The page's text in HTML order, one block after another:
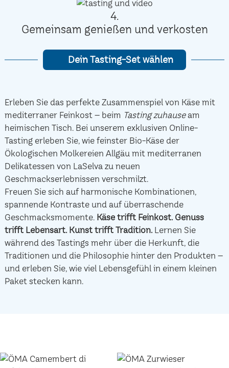
4.
Gemeinsam genießen und verkosten
Dein Tasting-Set wählen
Erleben Sie das perfekte Zusammenspiel von Käse mit
mediterraner Feinkost – beim Tasting zuhauseam
heimischen Tisch. Bei unserem exklusiven Online-
Tasting erleben Sie, wie feinster Bio-Käse der
Ökologischen Molkereien Allgäu mit mediterranen
Delikatessen von LaSelva zu neuen
Geschmackserlebnissen verschmilzt.
Freuen Sie sich auf harmonische Kombinationen,
spannende Kontraste und auf überraschende
Geschmacksmomente. Käse trifft Feinkost. Genuss
trifft Lebensart. Kunst trifft Tradition.Lernen Sie
während des Tastings mehr über die Herkunft, die
Traditionen und die Philosophie hinter den Produkten –
und erleben Sie, wie viel Lebensgefühl in einem kleinen
Paket stecken kann.